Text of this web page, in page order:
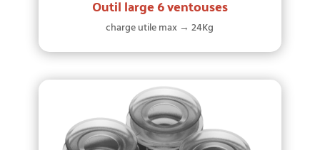
Outil large 6 ventouses
charge utile max → 24Kg